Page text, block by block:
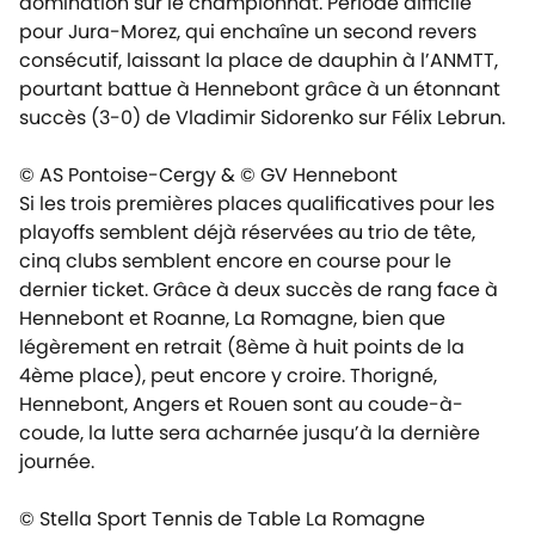
pour Jura-Morez, qui enchaîne un second revers
consécutif, laissant la place de dauphin à l’ANMTT,
pourtant battue à Hennebont grâce à un étonnant
succès (3-0) de Vladimir Sidorenko sur Félix Lebrun.
© AS Pontoise-Cergy & © GV Hennebont
Si les trois premières places qualificatives pour les
playoffs semblent déjà réservées au trio de tête,
cinq clubs semblent encore en course pour le
dernier ticket. Grâce à deux succès de rang face à
Hennebont et Roanne, La Romagne, bien que
légèrement en retrait (8ème à huit points de la
4ème place), peut encore y croire. Thorigné,
Hennebont, Angers et Rouen sont au coude-à-
coude, la lutte sera acharnée jusqu’à la dernière
journée.
© Stella Sport Tennis de Table La Romagne